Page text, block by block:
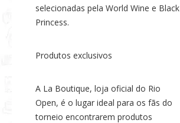
selecionadas pela World Wine e Black
Princess.
Produtos exclusivos
A La Boutique, loja oficial do Rio
Open, é o lugar ideal para os fãs do
torneio encontrarem produtos